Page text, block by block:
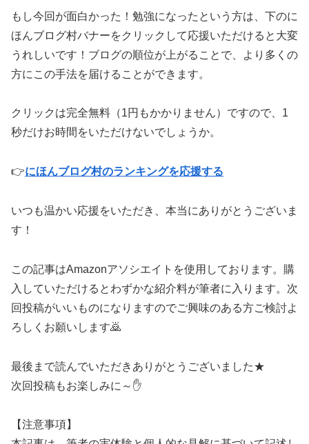
もし今回が面白かった！勉強になったという方は、下のに
ほんブログ村バナーをクリックして応援いただけると大変
うれしいです！ブログの順位が上がることで、より多くの
方にこの手法を届けることができます。
クリックは完全無料（1円もかかりません）ですので、1
秒だけお時間をいただけないでしょうか。
👉にほんブログ村のランキングを応援する
いつも温かい応援をいただき、本当にありがとうございま
す！
この記事はAmazonアソシエイトを使用しております。購
入していただけるとわずかな紹介料が筆者に入ります。次
回投稿がいいものになりますのでご興味のある方ご検討よ
ろしくお願いします🙇
最後まで読んでいただきありがとうございました★
次回投稿もお楽しみに～✋
【注意事項】